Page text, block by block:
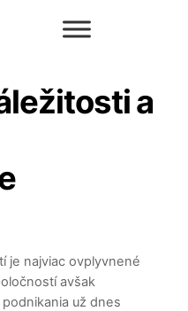
a
je najviac ovplyvnené
avšak
už dnes